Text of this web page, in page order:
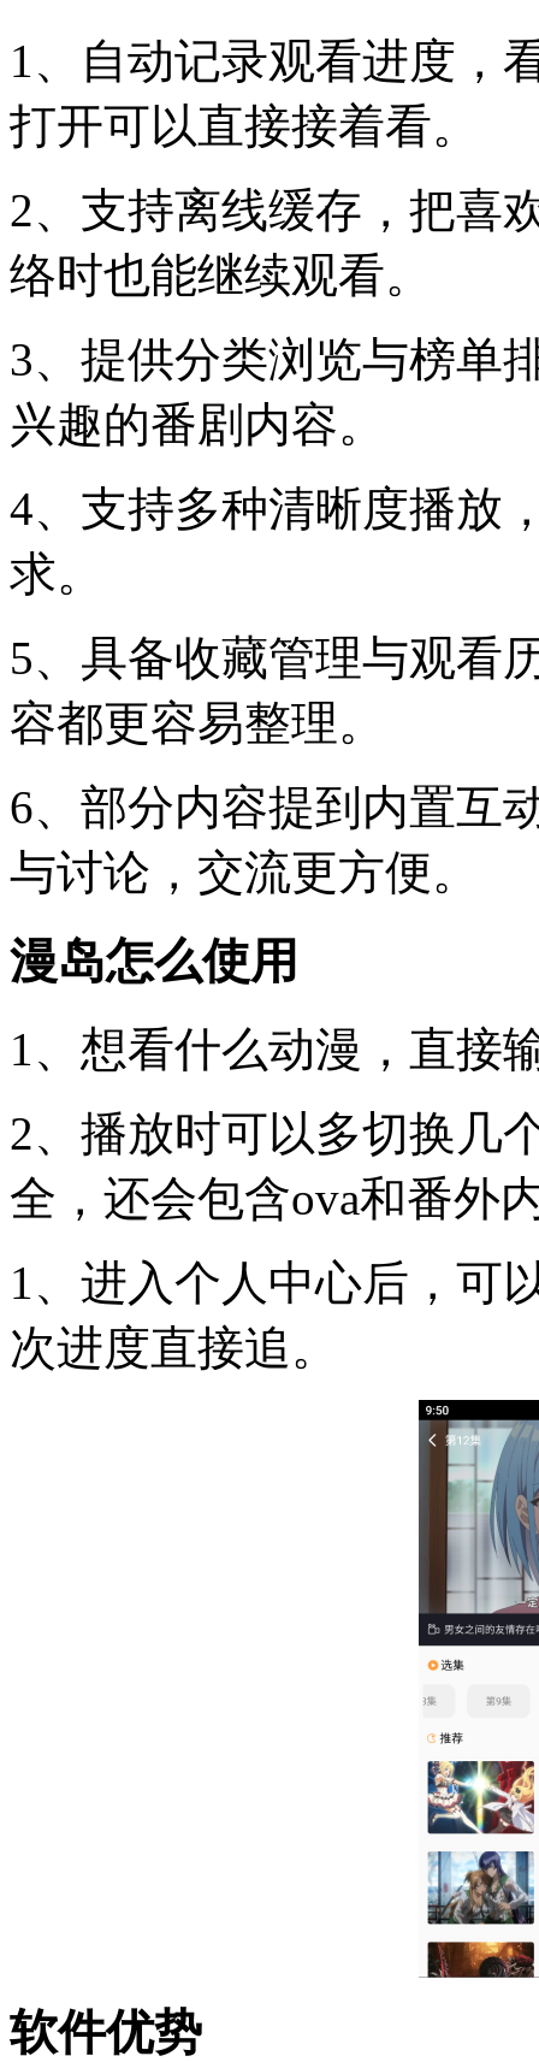
1、自动记录观看进度，
打开可以直接接着看。
2、支持离线缓存，把喜
络时也能继续观看。
3、提供分类浏览与榜单
兴趣的番剧内容。
4、支持多种清晰度播放
求。
5、具备收藏管理与观看
容都更容易整理。
6、部分内容提到内置互
与讨论，交流更方便。
漫岛怎么使用
1、想看什么动漫，直接
2、播放时可以多切换几
全，还会包含ova和番外
1、进入个人中心后，可
次进度直接追。
软件优势